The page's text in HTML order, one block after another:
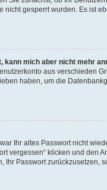
nicht gesperrt wurden. Es ist
kann mich aber nicht mehr
aus verschieden
haben, um die
Ihr altes Passwort nicht
vergessen“ klicken und
Ihr Passwort zurückzusetzen,